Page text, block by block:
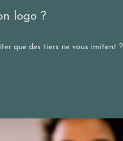
logo ?
que des tiers ne vous imitent ?